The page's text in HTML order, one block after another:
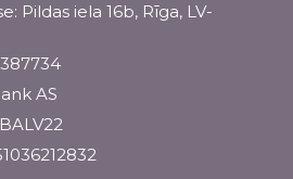
Pildas iela 16b, Rīga, LV-
AS